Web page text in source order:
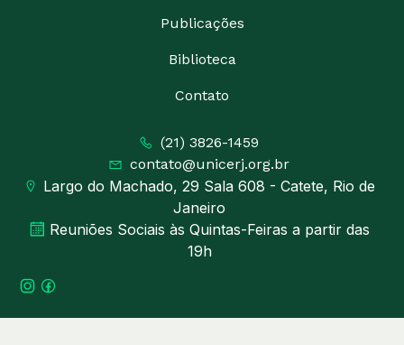
Publicações
Biblioteca
Contato
(21) 3826-1459
contato@unicerj.org.br
Largo do Machado, 29 Sala 608 - Catete, Rio de
Janeiro
Reuniões Sociais às Quintas-Feiras a partir das
19h